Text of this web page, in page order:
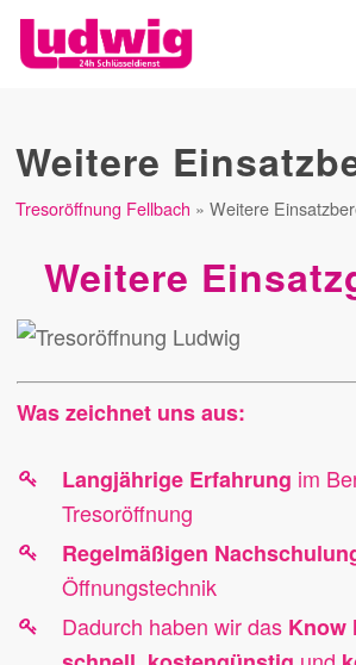
Skip
Weitere
Tresoröffnung Fellbach »Weitere
Weitere
Was zeichnet uns aus:
Langjährige Erfahrung im
Tresoröffnung
Regelmäßigen
Öffnungstechnik
Dadurch haben wir das Know